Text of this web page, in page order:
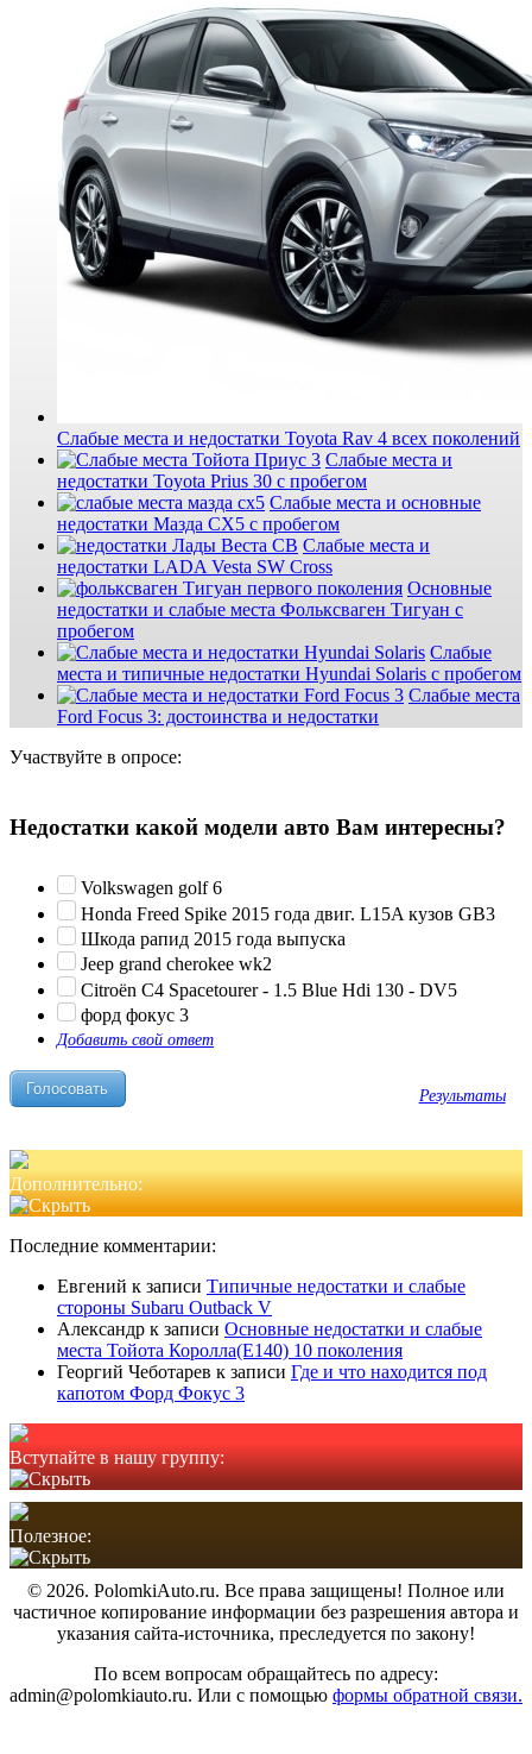
Слабые места и недостатки Toyota Rav 4 всех поколений
Слабые места и
недостатки Toyota Prius 30 с пробегом
Слабые места и основные
недостатки Мазда СХ5 с пробегом
Слабые места и
недостатки LADA Vesta SW Cross
Основные
недостатки и слабые места Фольксваген Тигуан с
пробегом
Слабые
места и типичные недостатки Hyundai Solaris с пробегом
Слабые места
Ford Focus 3: достоинства и недостатки
Участвуйте в опросе:
Недостатки какой модели авто Вам интересны?
Volkswagen golf 6
Honda Freed Spike 2015 года двиг. L15A кузов GB3
Шкода рапид 2015 года выпуска
Jeep grand cherokee wk2
Citroën C4 Spacetourer - 1.5 Blue Hdi 130 - DV5
форд фокус 3
Добавить свой ответ
Результаты
Дополнительно:
Последние комментарии:
Евгений к записи Типичные недостатки и слабые
стороны Subaru Outback V
Александр к записи Основные недостатки и слабые
места Тойота Королла(Е140) 10 поколения
Георгий Чеботарев к записи Где и что находится под
капотом Форд Фокус 3
Вступайте в нашу группу:
Полезное:
© 2026. PolomkiAuto.ru. Все права защищены! Полное или
частичное копирование информации без разрешения автора и
указания сайта-источника, преследуется по закону!
По всем вопросам обращайтесь по адресу:
admin@polomkiauto.ru. Или с помощью формы обратной связи.